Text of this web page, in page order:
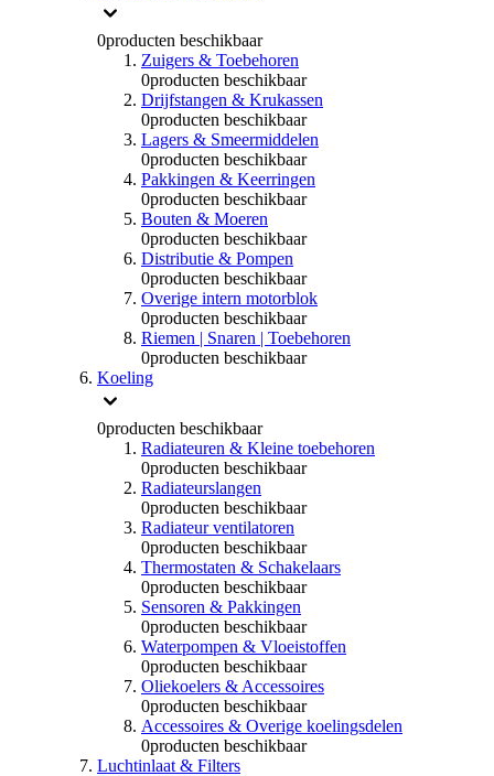
0producten beschikbaar
Zuigers & Toebehoren
0producten beschikbaar
Drijfstangen & Krukassen
0producten beschikbaar
Lagers & Smeermiddelen
0producten beschikbaar
Pakkingen & Keerringen
0producten beschikbaar
Bouten & Moeren
0producten beschikbaar
Distributie & Pompen
0producten beschikbaar
Overige intern motorblok
0producten beschikbaar
Riemen | Snaren | Toebehoren
0producten beschikbaar
Koeling
0producten beschikbaar
Radiateuren & Kleine toebehoren
0producten beschikbaar
Radiateurslangen
0producten beschikbaar
Radiateur ventilatoren
0producten beschikbaar
Thermostaten & Schakelaars
0producten beschikbaar
Sensoren & Pakkingen
0producten beschikbaar
Waterpompen & Vloeistoffen
0producten beschikbaar
Oliekoelers & Accessoires
0producten beschikbaar
Accessoires & Overige koelingsdelen
0producten beschikbaar
Luchtinlaat & Filters